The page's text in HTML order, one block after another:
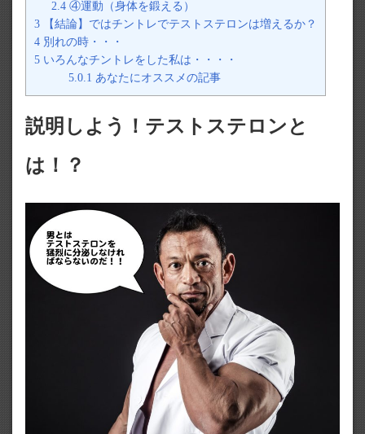
2.4 ④運動（身体を鍛える）
3 【結論】ではチントレでテストステロンは増えるか？
4 別れの時・・・
5 いろんなチントレをした私は・・・・
5.0.1 あなたにオススメの記事
説明しよう！テストステロンと
は！？